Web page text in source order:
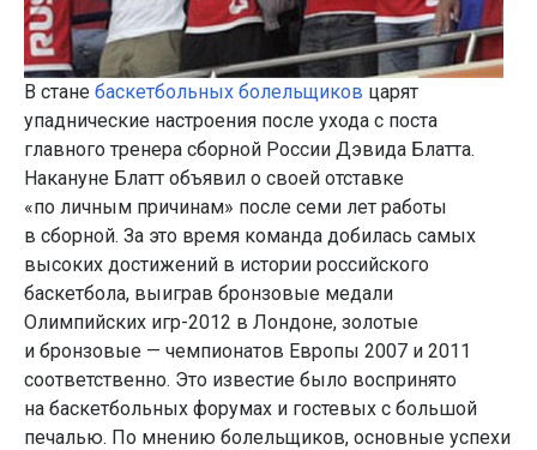
В стане баскетбольных болельщиков царят
упаднические настроения после ухода с поста
главного тренера сборной России Дэвида Блатта.
Накануне Блатт объявил о своей отставке
«по личным причинам» после семи лет работы
в сборной. За это время команда добилась самых
высоких достижений в истории российского
баскетбола, выиграв бронзовые медали
Олимпийских игр-2012 в Лондоне, золотые
и бронзовые — чемпионатов Европы 2007 и 2011
соответственно. Это известие было воспринято
на баскетбольных форумах и гостевых с большой
печалью. По мнению болельщиков, основные успехи